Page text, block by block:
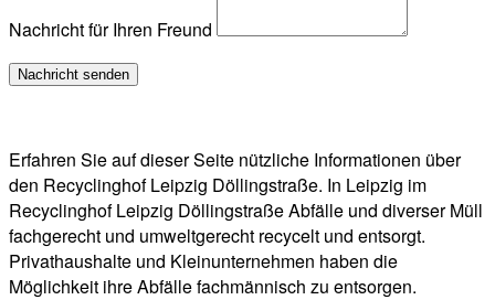
Nachricht für Ihren Freund
Erfahren Sie auf dieser Seite nützliche Informationen über
den Recyclinghof Leipzig Döllingstraße. In Leipzig im
Recyclinghof Leipzig Döllingstraße Abfälle und diverser Müll
fachgerecht und umweltgerecht recycelt und entsorgt.
Privathaushalte und Kleinunternehmen haben die
Möglichkeit ihre Abfälle fachmännisch zu entsorgen.